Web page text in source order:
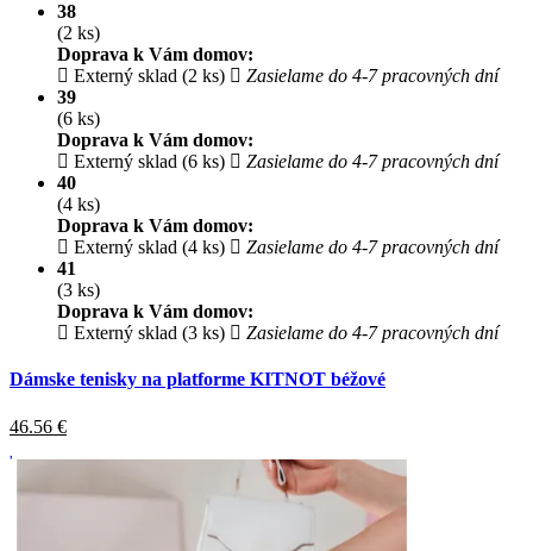
38
(2 ks)
Doprava k Vám domov:
Externý sklad (2 ks)
Zasielame do 4-7 pracovných dní
39
(6 ks)
Doprava k Vám domov:
Externý sklad (6 ks)
Zasielame do 4-7 pracovných dní
40
(4 ks)
Doprava k Vám domov:
Externý sklad (4 ks)
Zasielame do 4-7 pracovných dní
41
(3 ks)
Doprava k Vám domov:
Externý sklad (3 ks)
Zasielame do 4-7 pracovných dní
Dámske tenisky na platforme KITNOT béžové
46.56 €